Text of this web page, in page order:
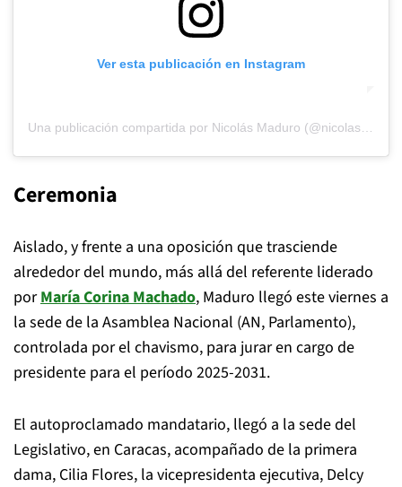
Ver esta publicación en Instagram
Ceremonia
Aislado, y frente a una oposición que trasciende
alrededor del mundo, más allá del referente liderado
porMaría Corina Machado, Maduro llegó este viernes a
la sede de la Asamblea Nacional (AN, Parlamento),
controlada por el chavismo, para jurar en cargo de
presidente para el período 2025-2031.
El autoproclamado mandatario, llegó a la sede del
Legislativo, en Caracas, acompañado de la primera
dama, Cilia Flores, la vicepresidenta ejecutiva, Delcy